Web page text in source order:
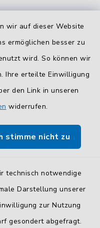
wir auf dieser Website
ermöglichen besser zu
wird. So können wir
Ihre erteilte Einwilligung
den Link in unseren
widerrufen.
stimme nicht zu
technisch notwendige
Darstellung unserer
zur Nutzung
gesondert abgefragt.
Mitarbeiterinnen
verwenden.